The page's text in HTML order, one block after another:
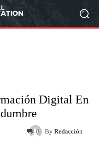
Digital En
By Redacción
0